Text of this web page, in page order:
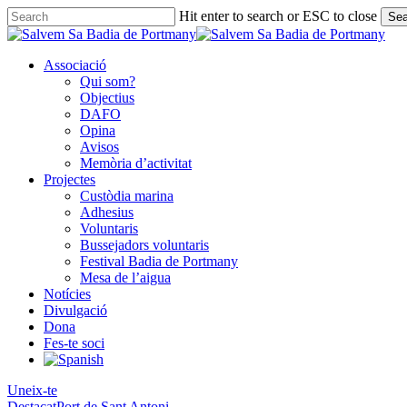
Skip
to
content
Hit enter to search or ESC to close
Close
Associació
Qui som?
Objectius
DAFO
Opina
Avisos
Memòria d’activitat
Projectes
Custòdia marina
Adhesius
Voluntaris
Bussejadors voluntaris
Festival Badia de Portmany
Mesa de l’aigua
Notícies
Divulgació
Dona
Fes-te soci
Uneix-te